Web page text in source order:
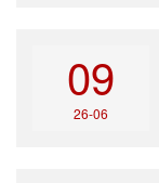
09
26-06